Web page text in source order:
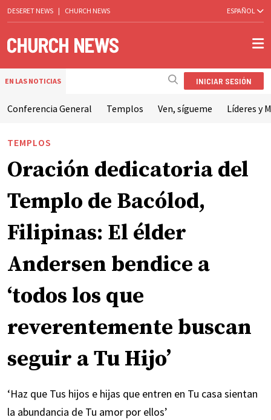
DESERET NEWS | CHURCH NEWS ESPAÑOL
EN LAS NOTICIAS INICIAR SESIÓN
Conferencia General Templos Ven, sígueme Líderes y
TEMPLOS
Oración dedicatoria del
Templo de Bacólod,
Filipinas: El élder
Andersen bendice a
‘todos los que
reverentemente buscan
seguir a Tu Hijo’
‘Haz que Tus hijos e hijas que entren en Tu casa sientan
la abundancia de Tu amor por ellos’